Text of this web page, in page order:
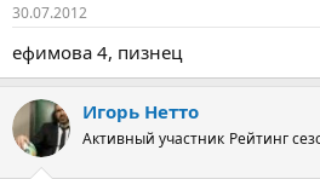
30.07.2012
eфимовa 4, пизнeц
Игорь Нетто
Активный участник Рейтинг